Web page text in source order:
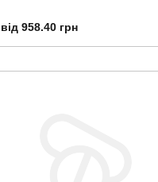
від 958.40 грн